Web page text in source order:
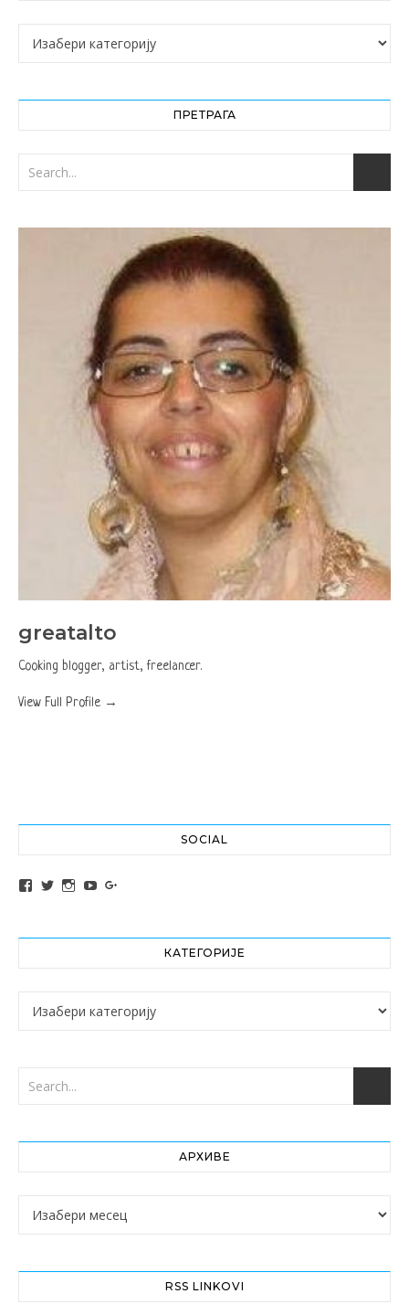
Категорије
ПРЕТРАГА
greatalto
Cooking blogger, artist, freelancer.
View Full Profile →
SOCIAL
View altochef’s profile on Facebook
View jovancica73’s profile on Twitter
View jovancica73’s profile on Instagram
View jovancica73’s profile on YouTube
КАТЕГОРИЈЕ
Категорије
АРХИВЕ
Архиве
RSS LINKOVI